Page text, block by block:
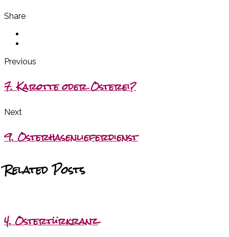
Share
Previous
7. Karotte oder Osterei?
Next
9. Osterhasenlieferdienst
Related Posts
4. Ostertürkranz